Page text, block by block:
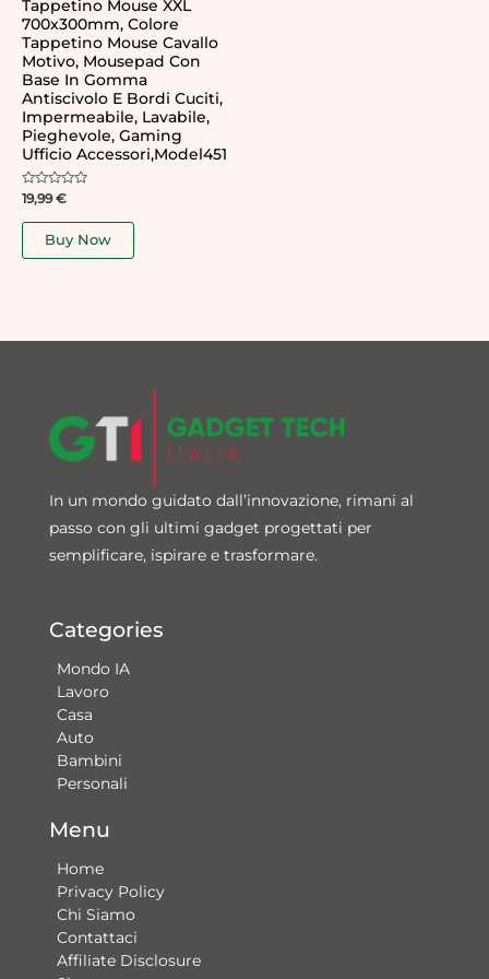
Tappetino Mouse XXL
700x300mm, Colore
Tappetino Mouse Cavallo
Motivo, Mousepad Con
Base In Gomma
Antiscivolo E Bordi Cuciti,
Impermeabile, Lavabile,
Pieghevole, Gaming
Ufficio Accessori,Model451
Rated
out
19,99€
Buy Now
In un mondo guidato dall’innovazione, rimani al
passo con gli ultimi gadget progettati per
semplificare, ispirare e trasformare.
Categories
Mondo IA
Lavoro
Casa
Auto
Bambini
Personali
Menu
Home
Privacy Policy
Chi Siamo
Contattaci​
Affiliate Disclosure